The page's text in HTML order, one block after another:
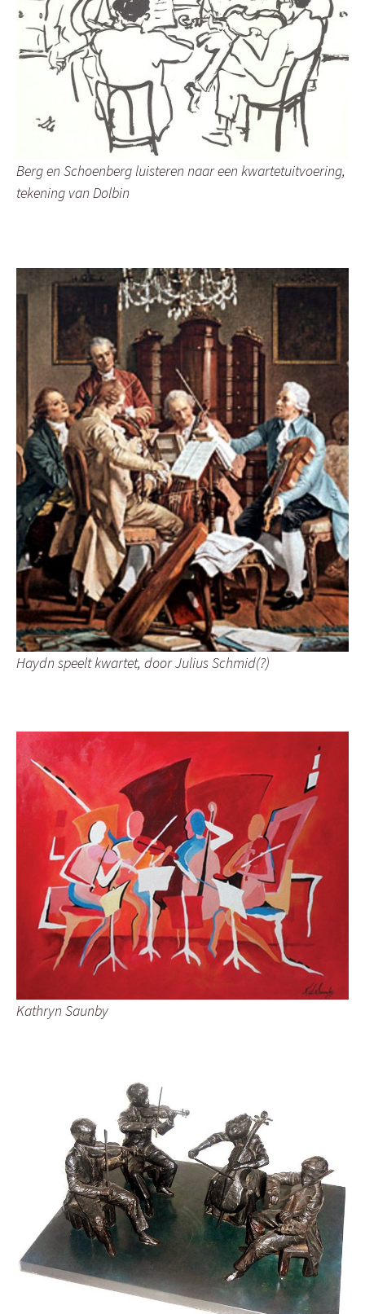
Berg en Schoenberg luisteren naar een kwartetuitvoering,
tekening van Dolbin
Haydn speelt kwartet, door Julius Schmid(?)
Kathryn Saunby